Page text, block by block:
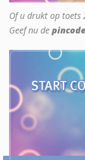
Of u drukt op toets
Geef nu de